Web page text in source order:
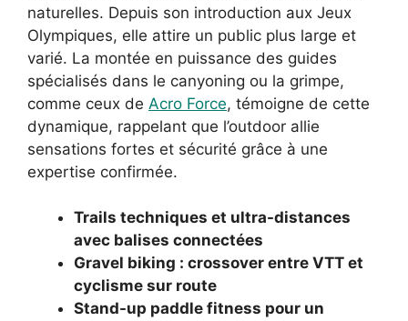
naturelles. Depuis son introduction aux Jeux
Olympiques, elle attire un public plus large et
varié. La montée en puissance des guides
spécialisés dans le canyoning ou la grimpe,
comme ceux de Acro Force, témoigne de cette
dynamique, rappelant que l’outdoor allie
sensations fortes et sécurité grâce à une
expertise confirmée.
Trails techniques et ultra-distances
avec balises connectées
Gravel biking : crossover entre VTT et
cyclisme sur route
Stand-up paddle fitness pour un